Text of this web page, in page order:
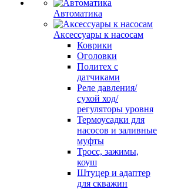
Автоматика
Аксессуары к насосам
Коврики
Оголовки
Политех с
датчиками
Реле давления/
сухой ход/
регуляторы уровня
Термоусадки для
насосов и заливные
муфты
Тросс, зажимы,
коуш
Штуцер и адаптер
для скважин